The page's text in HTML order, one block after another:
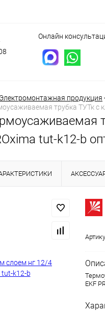
Онлайн
страница
Электромонтажная продукция •
трубка ТУТк с
tut-k12-b
EKF